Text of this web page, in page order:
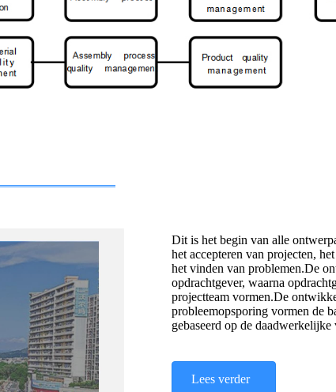
Dit is het begin van alle
het accepteren van projecten,
het vinden van problemen.De
opdrachtgever, waarna
projectteam vormen.De
probleemopsporing vormen de
gebaseerd op de daadwerkelijke
Lees verder